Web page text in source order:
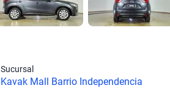
Kavak Mall Barrio Independencia
Sucursal